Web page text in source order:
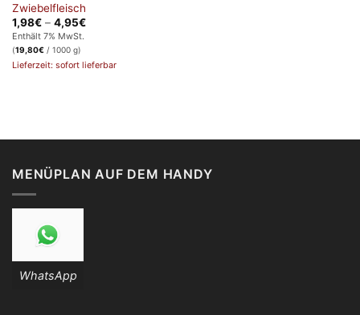
Zwiebelfleisch
1,98€ – 4,95€Preisspanne:
Enthält 7% MwSt.
(19,80€/ 1000 g)
Lieferzeit: sofort lieferbar
MENÜPLAN AUF DEM HANDY
WhatsApp